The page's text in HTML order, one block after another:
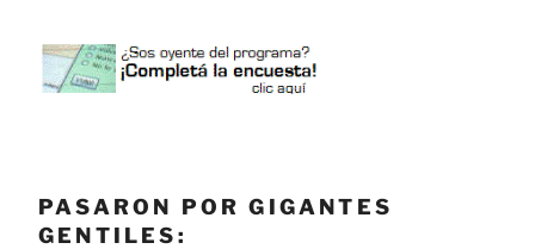
PASARON POR GIGANTES
GENTILES: